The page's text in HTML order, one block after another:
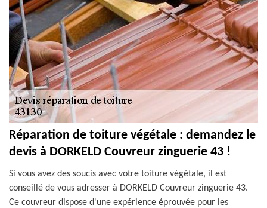
Réparation de toiture végétale : demandez le
devis à DORKELD Couvreur zinguerie 43 !
Si vous avez des soucis avec votre toiture végétale, il est
conseillé de vous adresser à DORKELD Couvreur zinguerie 43.
Ce couvreur dispose d'une expérience éprouvée pour les